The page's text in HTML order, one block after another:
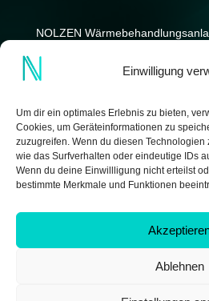
Einwilligung
Um dir ein optimales Erlebnis zu bieten,
Cookies, um Geräteinformationen zu
zuzugreifen. Wenn du diesen Technologien
wie das Surfverhalten oder eindeutige IDs
Wenn du deine Einwillligung nicht erteilst
bestimmte Merkmale und Funktionen
Ablehnen
NOLZEN
Kniprodestrasse 12-14
D-42369 Wuppertal
Copyright © 2026 by NOLZEN